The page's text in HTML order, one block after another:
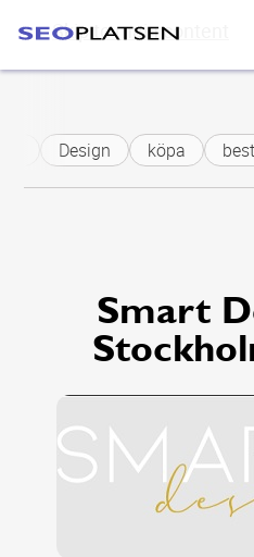
Skip to main content
Design köpa
Smart